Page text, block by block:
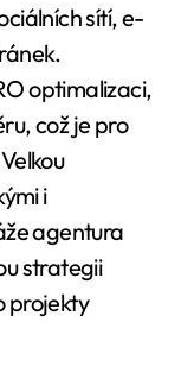
sítí, e-
optimalizaci,
což je pro
i
agentura
strategii
projekty